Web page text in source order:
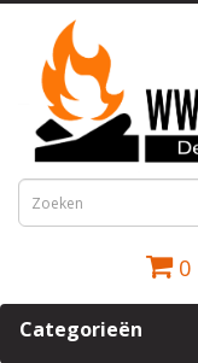
0
Categorieën